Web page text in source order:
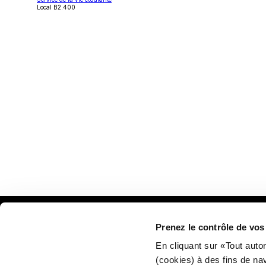
Prenez le contrôle de
En cliquant sur «Tout
(cookies) à des fins de
Local B2.400